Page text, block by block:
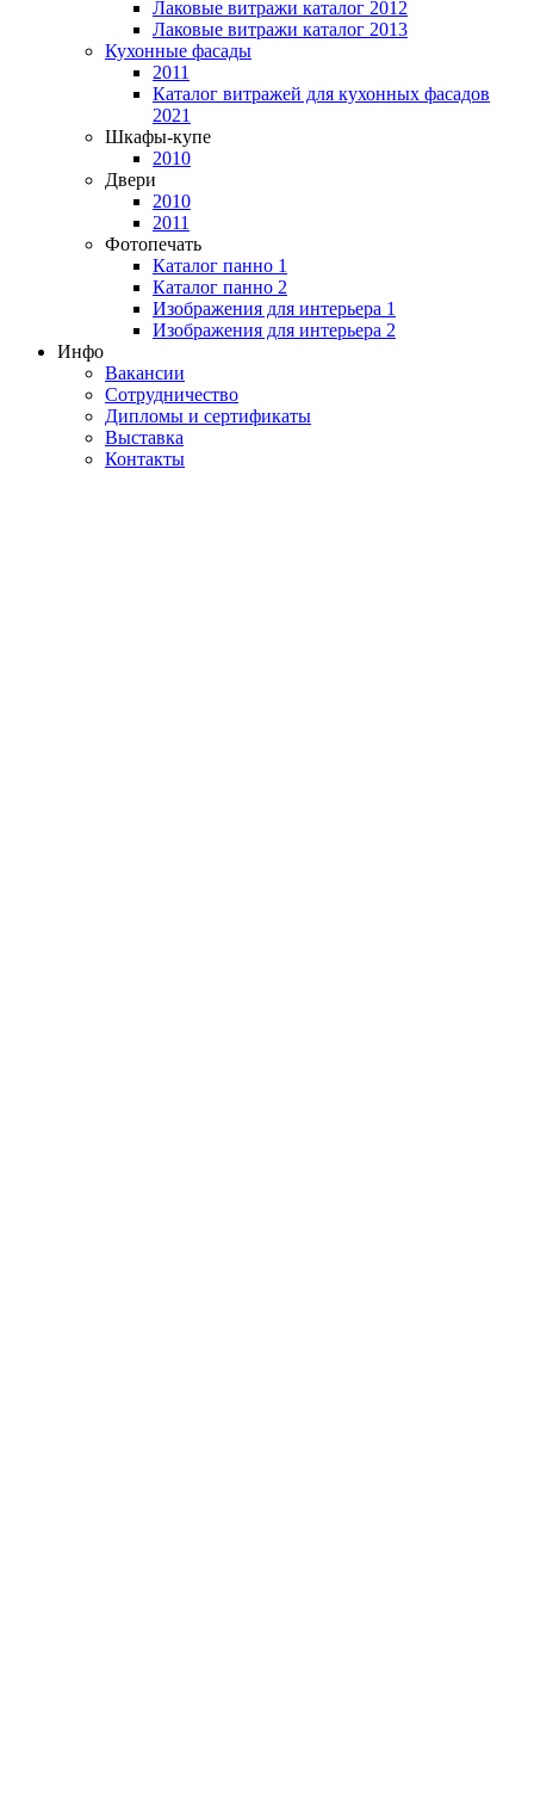
Лаковые витражи каталог 2012
Лаковые витражи каталог 2013
Кухонные фасады
2011
Каталог витражей для кухонных фасадов
2021
Шкафы-купе
2010
Двери
2010
2011
Фотопечать
Каталог панно 1
Каталог панно 2
Изображения для интерьера 1
Изображения для интерьера 2
Инфо
Вакансии
Сотрудничество
Дипломы и сертификаты
Выставка
Контакты